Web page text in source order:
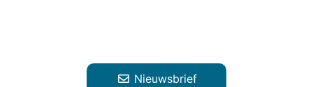
Nieuwsbrief